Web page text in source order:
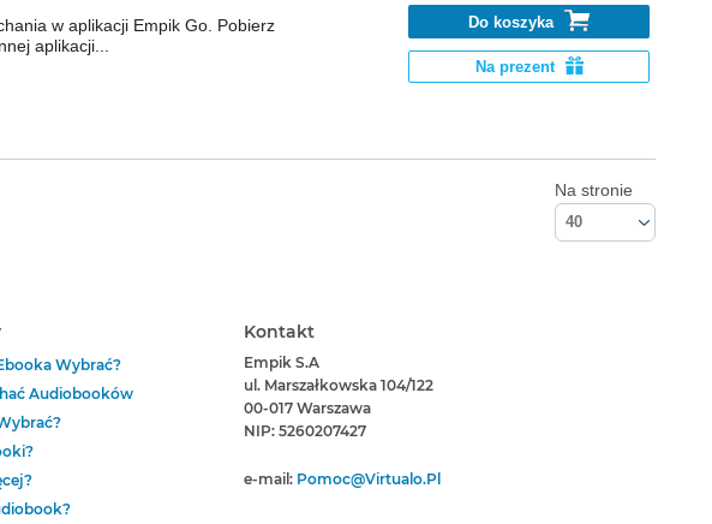
w aplikacji Empik Go. Pobierz
aplikacji...
Do koszyka
Na prezent
Na stronie
40
Wybrać?
Audiobooków
Kontakt
Empik S.A
ul. Marszałkowska 104/122
00-017 Warszawa
NIP: 5260207427
e-mail: Pomoc@virtualo.pl